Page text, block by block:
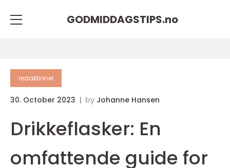
GODMIDDAGSTIPS.no
redaktionel
30. October 2023 by Johanne Hansen
Drikkeflasker: En
omfattende guide for